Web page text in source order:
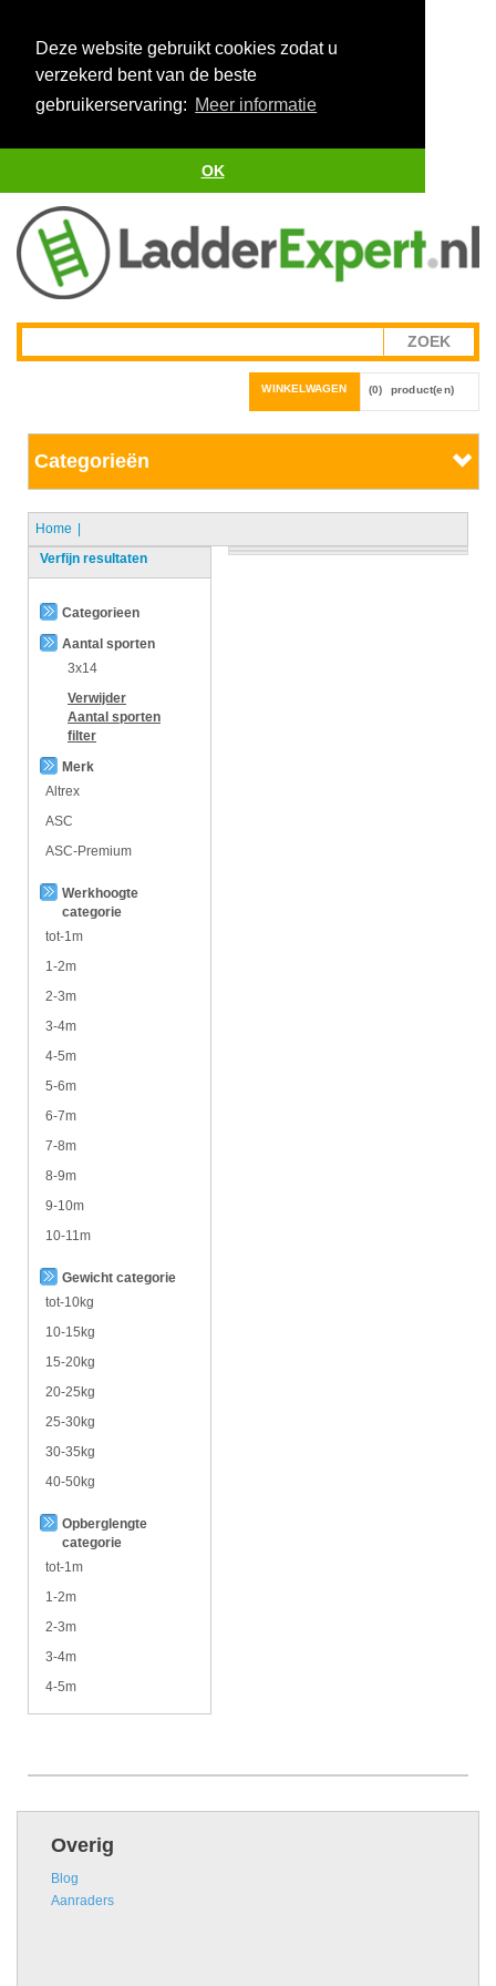
Deze website gebruikt cookies zodat u
verzekerd bent van de beste
gebruikerservaring: Meer informatie
OK
WINKELWAGEN (0) product(en)
Categorieën
Home
Verfijn resultaten
Categorieen
Aantal sporten
3x14
Verwijder
Aantal sporten
filter
Merk
Altrex
ASC
ASC-Premium
Werkhoogte
categorie
tot-1m
1-2m
2-3m
3-4m
4-5m
5-6m
6-7m
7-8m
8-9m
9-10m
10-11m
Gewicht categorie
tot-10kg
10-15kg
15-20kg
20-25kg
25-30kg
30-35kg
40-50kg
Opberglengte
categorie
tot-1m
1-2m
2-3m
3-4m
4-5m
Overig
Blog
Aanraders